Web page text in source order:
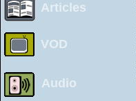
Articles
VOD
Audio